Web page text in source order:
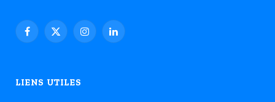
Facebook
X
InstagramLinkedIn
LIENS UTILES